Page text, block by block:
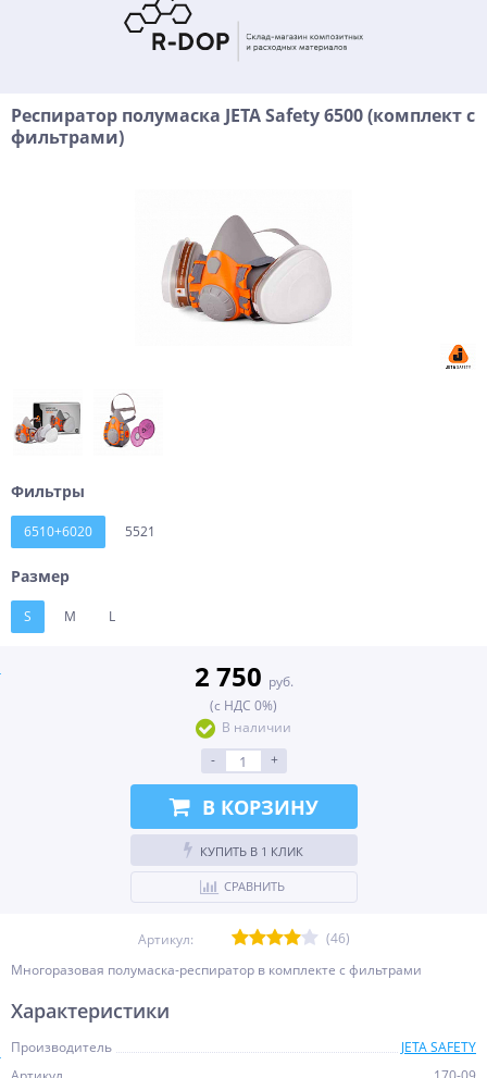
Респиратор полумаска JETA Safety 6500 (комплект с
фильтрами)
2 750 руб.
(с НДС 0%)
В наличии
-
+
В КОРЗИНУ
КУПИТЬ В 1 КЛИК
СРАВНИТЬ
Фильтры
6510+6020 5521
Размер
S M L
Артикул:
(46)
Многоразовая полумаска-респиратор в комплекте с фильтрами
Характеристики
Производитель
JETA SAFETY